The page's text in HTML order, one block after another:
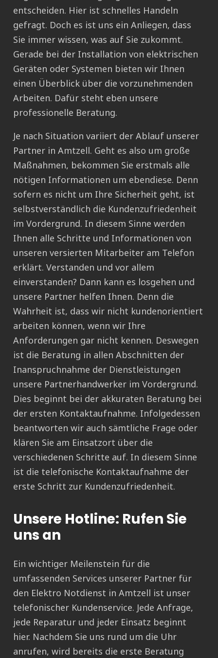
entscheiden. Hier ist schnelles Handeln
gefragt. Doch es ist uns ein Anliegen, dass
Sie immer wissen, was auf Sie zukommt.
Gerade bei der Installation von elektrischen
Geräten oder Systemen bieten wir Ihnen
einen Überblick über die vorzunehmenden
Arbeiten. Dafür steht eben unsere
professionelle Beratung.
Je nach Situation variiert der Ablauf unserer
Partner in Amtzell. Geht es also um große
Maßnahmen, bekommen Sie erstmals alle
nötigen Informationen um ebendiese. Denn
sofern es nicht um Ihre Sicherheit geht, ist
selbstverständlich die Kundenzufriedenheit
im Vordergrund. In diesem Sinne werden
Ihnen alle Schritte und Informationen von
unseren versierten Mitarbeiter am Telefon
erklärt. Verstanden und vor allem
einverstanden? Dann kann es losgehen und
unsere Partner helfen Ihnen. Denn die
Wahrheit ist, dass wir nicht kundenorientiert
arbeiten können, wenn wir Ihre
Anforderungen gar nicht kennen. Deswegen
ist die Beratung in allen Abschnitten der
Inanspruchnahme der Dienstleistungen
unsere Partnerhandwerker im Vordergrund.
Dies beginnt bei der akkuraten Beratung bei
der ersten Kontaktaufnahme. Infolgedessen
beantworten wir auch sämtliche Frage oder
klären Sie am Einsatzort über die
verschiedenen Schritte auf. In diesem Sinne
ist die telefonische Kontaktaufnahme der
erste Schritt zur Kundenzufriedenheit.
Unsere Hotline: Rufen Sie
uns an
Ein wichtiger Meilenstein für die
umfassenden Services unserer Partner für
den Elektro Notdienst in Amtzell ist unser
telefonischer Kundenservice. Jede Anfrage,
jede Reparatur und jeder Einsatz beginnt
hier. Nachdem Sie uns rund um die Uhr
anrufen, wird bereits die erste Beratung